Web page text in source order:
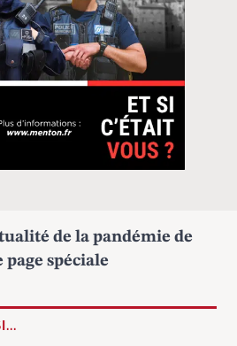
de la pandémie de
page spéciale